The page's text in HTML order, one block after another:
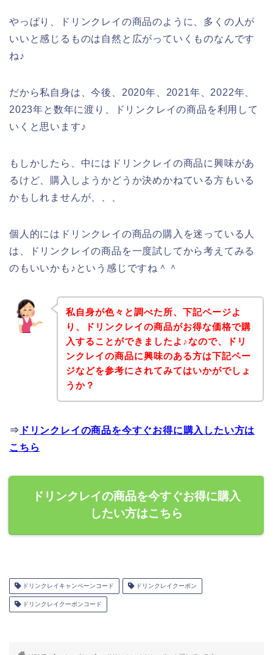
やっぱり、ドリンクレイの商品のように、多くの人が
いいと感じるものは自然と広がっていくものなんです
ね♪
だから私自身は、今後、2020年、2021年、2022年、
2023年と数年に渡り、ドリンクレイの商品を利用して
いくと思います♪
もしかしたら、中にはドリンクレイの商品に興味があ
るけど、購入しようかどうか決めかねている方もいる
かもしれませんが、、、
個人的にはドリンクレイの商品の購入を迷っている人
は、ドリンクレイの商品を一度試してから考えてみる
のもいいかも♪という感じですね＾＾
私自身が色々と調べた所、下記ページよ
り、ドリンクレイの商品がお得な価格で購
入することができましたよ♪なので、ドリ
ンクレイの商品に興味のある方は下記ペー
ジなどを参考にされてみてはいかがでしょ
うか？
⇒ ドリンクレイの商品を今すぐお得に購入したい方は
こちら
ドリンクレイの商品を今すぐお得に購入
したい方はこちら
ドリンクレイキャンペーンコード ドリンクレイクーポン
ドリンクレイクーポンコード